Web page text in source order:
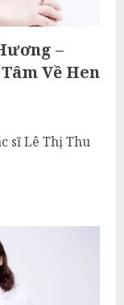
–
Về Hen
sĩ Lê Thị Thu